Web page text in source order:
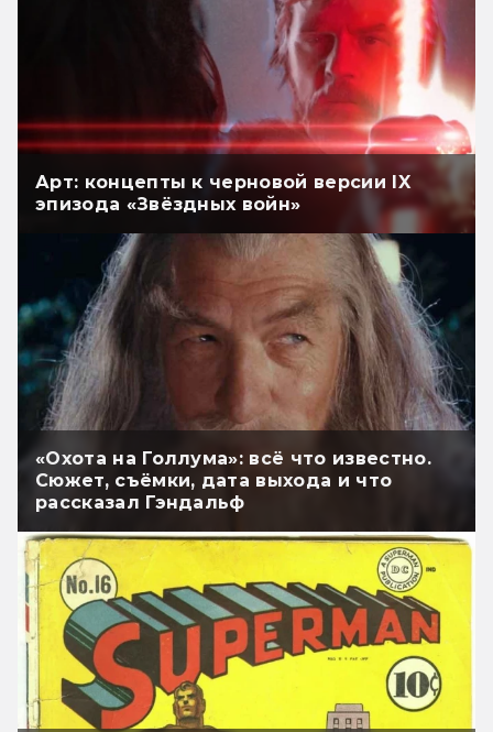
Арт: концепты к черновой версии IX
эпизода «Звёздных войн»
«Охота на Голлума»: всё что известно.
Сюжет, съёмки, дата выхода и что
рассказал Гэндальф